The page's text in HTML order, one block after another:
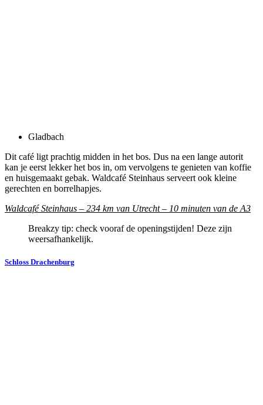
Gladbach
Dit café ligt prachtig midden in het bos. Dus na een lange autorit
kan je eerst lekker het bos in, om vervolgens te genieten van koffie
en huisgemaakt gebak. Waldcafé Steinhaus serveert ook kleine
gerechten en borrelhapjes.
Waldcafé Steinhaus – 234 km van Utrecht – 10 minuten van de A3
Breakzy tip: check vooraf de openingstijden! Deze zijn
weersafhankelijk.
Schloss Drachenburg